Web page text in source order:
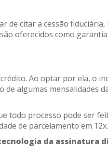
de citar a cessão
oferecidos como
Ao optar por ela, o
algumas mensalidades
todo processo pode ser
de parcelamento em 12x.
da assinatura